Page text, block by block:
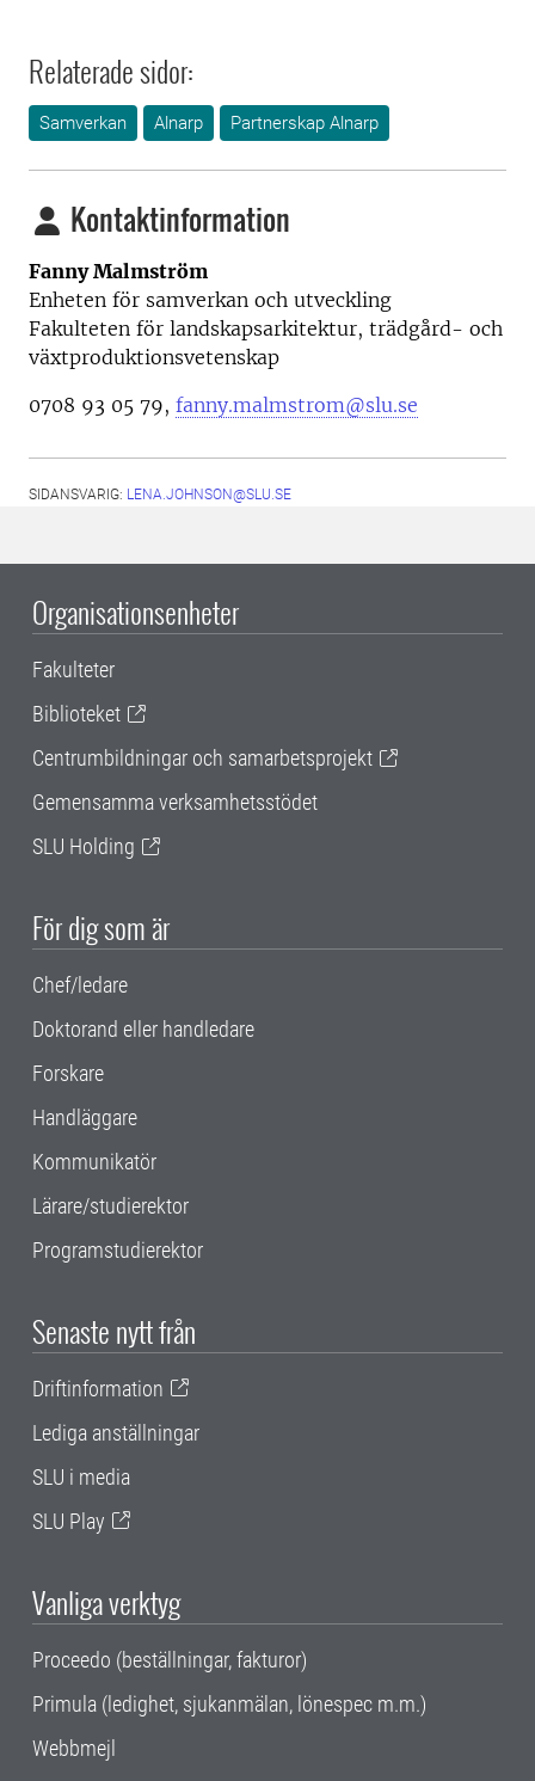
Relaterade sidor:
Samverkan Alnarp Partnerskap Alnarp
Kontaktinformation
Fanny Malmström
Enheten för samverkan och utveckling
Fakulteten för landskapsarkitektur, trädgård- och
växtproduktionsvetenskap
0708 93 05 79, fanny.malmstrom@slu.se
SIDANSVARIG: LENA.JOHNSON@SLU.SE
Organisationsenheter
Fakulteter
Biblioteket
Centrumbildningar och samarbetsprojekt
Gemensamma verksamhetsstödet
SLU Holding
För dig som är
Chef/ledare
Doktorand eller handledare
Forskare
Handläggare
Kommunikatör
Lärare/studierektor
Programstudierektor
Senaste nytt från
Driftinformation
Lediga anställningar
SLU i media
SLU Play
Vanliga verktyg
Proceedo (beställningar, fakturor)
Primula (ledighet, sjukanmälan, lönespec m.m.)
Webbmejl